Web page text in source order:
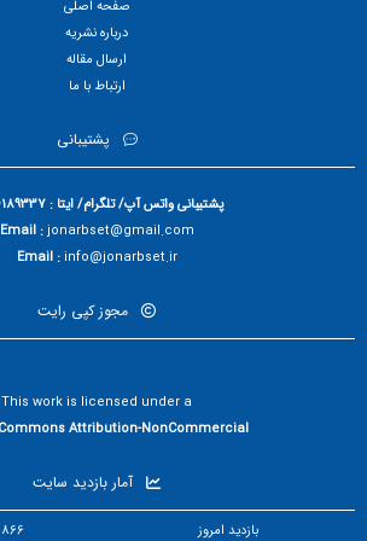
صفحه اصلی
درباره نشریه
ارسال مقاله
ارتباط با ما
پشتیبانی
پشتیبانی واتس آپ/ تلگرام/ ایتا : 09216189337
Email :jonarbset@gmail.com
Email :info@jonarbset.ir
مجوز کپی رایت
This work is licensed under a
آمار بازدید سایت
بازدید امروز 866